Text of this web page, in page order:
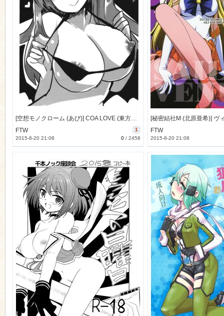
[空想モノクローム (あび)] COA LOVE (東方Project) [8M]
1
FTW
0/ 2458
2015-8-20 21:08
FTW
2015-8-20 21:08